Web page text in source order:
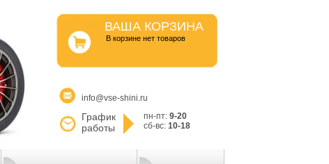
ВАША КОРЗИНА
B корзине нет товаров
info@vse-shini.ru
График
работы
пн-пт: 9-20
сб-вс: 10-18